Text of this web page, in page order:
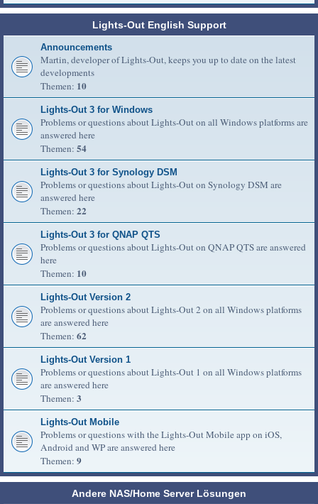
Lights-Out English Support
Announcements
Martin, developer of Lights-Out, keeps you up to date on the latest
developments
Themen: 10
Lights-Out 3 for Windows
Problems or questions about Lights-Out on all Windows platforms are
answered here
Themen: 54
Lights-Out 3 for Synology DSM
Problems or questions about Lights-Out on Synology DSM are
answered here
Themen: 22
Lights-Out 3 for QNAP QTS
Problems or questions about Lights-Out on QNAP QTS are answered
here
Themen: 10
Lights-Out Version 2
Problems or questions about Lights-Out 2 on all Windows platforms
are answered here
Themen: 62
Lights-Out Version 1
Problems or questions about Lights-Out 1 on all Windows platforms
are answered here
Themen: 3
Lights-Out Mobile
Problems or questions with the Lights-Out Mobile app on iOS,
Android and WP are answered here
Themen: 9
Andere NAS/Home Server Lösungen